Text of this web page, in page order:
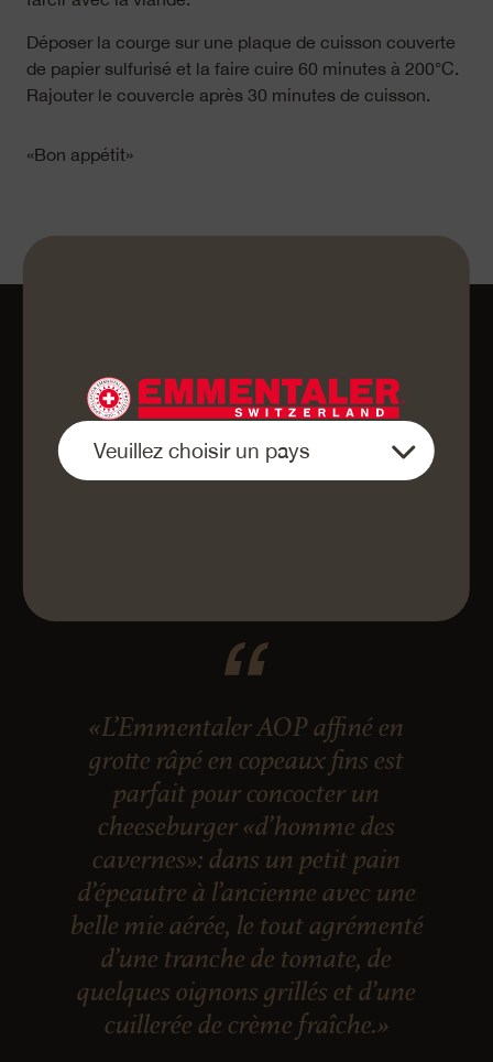
Déposer la courge sur une plaque de cuisson couverte
de papier sulfurisé et la faire cuire 60 minutes à 200°C.
Rajouter le couvercle après 30 minutes de cuisson.
«Bon appétit»
«L’Emmentaler AOP affiné en
grotte râpé en copeaux fins est
parfait pour concocter un
cheeseburger «d’homme des
cavernes»: dans un petit pain
d’épeautre à l’ancienne avec une
belle mie aérée, le tout agrémenté
d’une tranche de tomate, de
quelques oignons grillés et d’une
cuillerée de crème fraîche.»